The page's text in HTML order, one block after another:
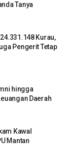
Tanya
Kurau,
Pengerit Tetap
hingga
Daerah
Kawal
Mantan